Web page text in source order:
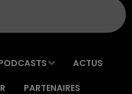
ACTUS
PARTENAIRES